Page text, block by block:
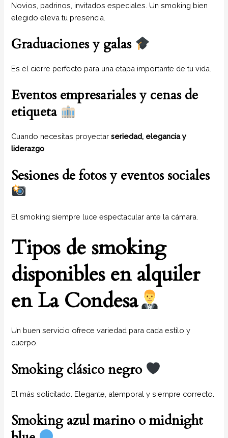
Novios, padrinos, invitados especiales. Un smoking bien
elegido eleva tu presencia.
Graduaciones y galas
Es el cierre perfecto para una etapa importante de tu vida.
Eventos empresariales y cenas de
etiqueta
Cuando necesitas proyectarseriedad, elegancia y
liderazgo.
Sesiones de fotos y eventos sociales
El smoking siempre luce espectacular ante la cámara.
Tipos de smoking
disponibles en alquiler
en La Condesa
Un buen servicio ofrece variedad para cada estilo y
cuerpo.
Smoking clásico negro
El más solicitado. Elegante, atemporal y siempre correcto.
Smoking azul marino o midnight